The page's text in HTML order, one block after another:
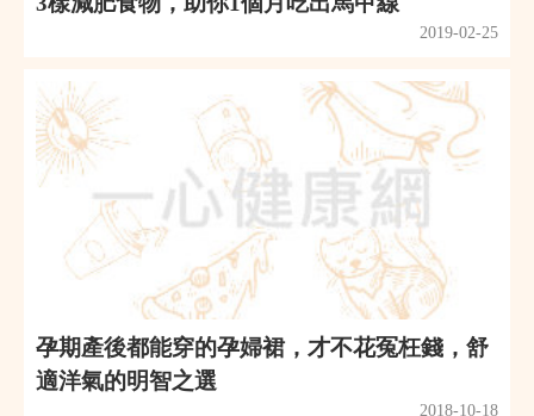
2019-02-25
孕期產後都能穿的孕婦裙，才不花冤枉錢，舒
適洋氣的明智之選
2018-10-18